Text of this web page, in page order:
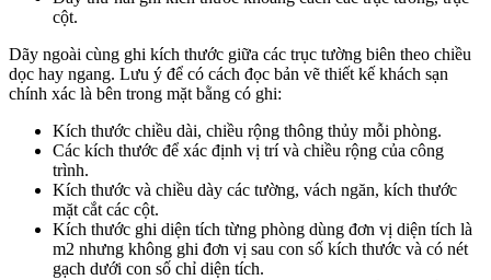
cột.
Dãy ngoài cùng ghi kích thước giữa các trục tường biên theo chiều
dọc hay ngang. Lưu ý để có cách đọc bản vẽ thiết kế khách sạn
chính xác là bên trong mặt bằng có ghi:
Kích thước chiều dài, chiều rộng thông thủy mỗi phòng.
Các kích thước để xác định vị trí và chiều rộng của công
trình.
Kích thước và chiều dày các tường, vách ngăn, kích thước
mặt cắt các cột.
Kích thước ghi diện tích từng phòng dùng đơn vị diện tích là
m2 nhưng không ghi đơn vị sau con số kích thước và có nét
gạch dưới con số chỉ diện tích.